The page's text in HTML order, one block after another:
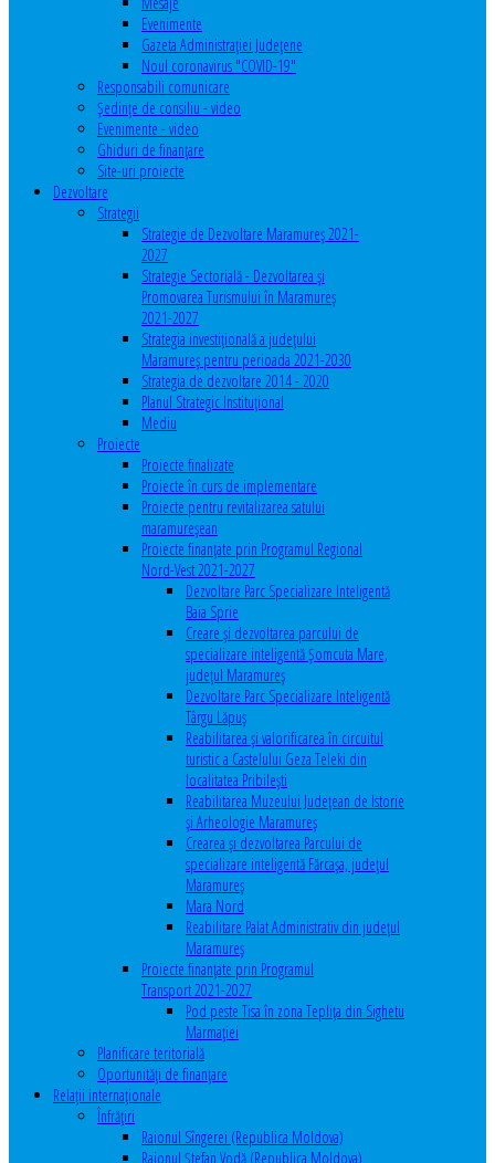
Evenimente
Gazeta Administraţiei Judeţene
Noul coronavirus "COVID-19"
Responsabili comunicare
Şedinţe de consiliu - video
Evenimente - video
Ghiduri de finanţare
Site-uri proiecte
Dezvoltare
Strategii
Strategie de Dezvoltare Maramureș 2021-
2027
Strategie Sectorială - Dezvoltarea și
Promovarea Turismului în Maramureș
2021-2027
Strategia investiţională a județului
Maramureș pentru perioada 2021-2030
Strategia de dezvoltare 2014 - 2020
Planul Strategic Instituţional
Mediu
Proiecte
Proiecte finalizate
Proiecte în curs de implementare
Proiecte pentru revitalizarea satului
maramureşean
Proiecte finanțate prin Programul Regional
Nord-Vest 2021-2027
Dezvoltare Parc Specializare Inteligentă
Baia Sprie
Creare și dezvoltarea parcului de
specializare inteligentă Șomcuta Mare,
județul Maramureș
Dezvoltare Parc Specializare Inteligentă
Târgu Lăpuș
Reabilitarea și valorificarea în circuitul
turistic a Castelului Geza Teleki din
localitatea Pribilești
Reabilitarea Muzeului Județean de Istorie
și Arheologie Maramureș
Crearea și dezvoltarea Parcului de
specializare inteligentă Fărcașa, județul
Maramureș
Mara Nord
Reabilitare Palat Administrativ din județul
Maramureș
Proiecte finanțate prin Programul
Transport 2021-2027
Pod peste Tisa în zona Teplița din Sighetu
Marmației
Planificare teritorială
Oportunităţi de finanţare
Relaţii internaţionale
Înfrăţiri
Raionul Sîngerei (Republica Moldova)
Raionul Ștefan Vodă (Republica Moldova)